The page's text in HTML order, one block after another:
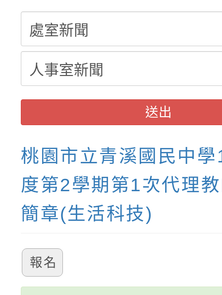
結果(第11招)
學年度第1學期第9次代
結果(第3招)
送出
桃園市立青溪國民中
度第2學期第1次代理
簡章(生活科技)
報名